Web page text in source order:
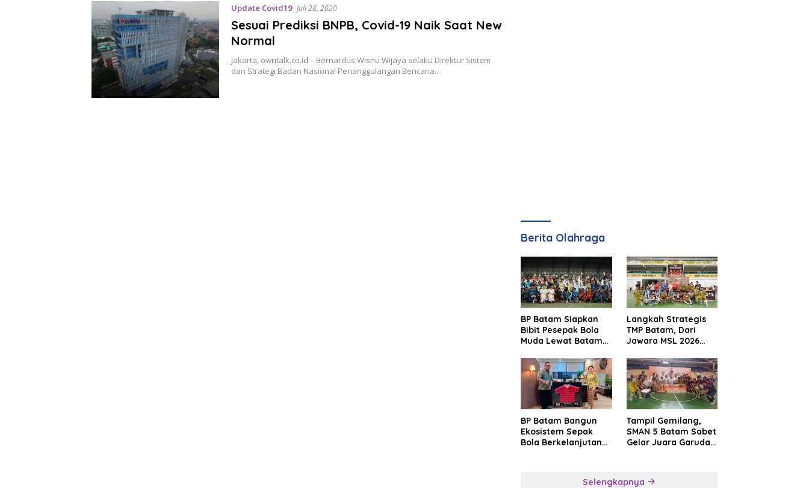
Update Covid19 Juli 28, 2020
Sesuai Prediksi BNPB, Covid-19 Naik Saat New
Normal
Jakarta, owntalk.co.id – Bernardus Wisnu Wijaya selaku Direktur Sistem
dan Strategi Badan Nasional Penanggulangan Bencana…
Berita Olahraga
BP Batam Siapkan
Bibit Pesepak Bola
Muda Lewat Batam
Grassroot Football
Festival 2026
Langkah Strategis
TMP Batam, Dari
Jawara MSL 2026
Internasional
BP Batam Bangun
Ekosistem Sepak
Bola Berkelanjutan
Tampil Gemilang,
SMAN 5 Batam Sabet
Gelar Juara Garuda
Selengkapnya